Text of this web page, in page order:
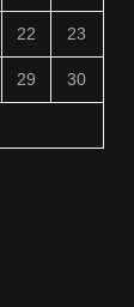
22 23
29 30